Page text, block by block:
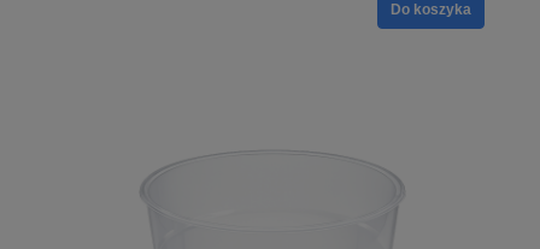
Do koszyka